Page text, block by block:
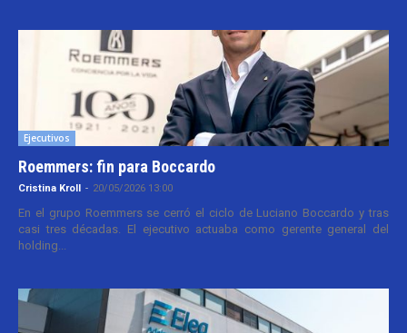
Ejecutivos
Roemmers: fin para Boccardo
Cristina Kroll - 20/05/2026 13:00
En el grupo Roemmers se cerró el ciclo de Luciano Boccardo y tras
casi tres décadas. El ejecutivo actuaba como gerente general del
holding...